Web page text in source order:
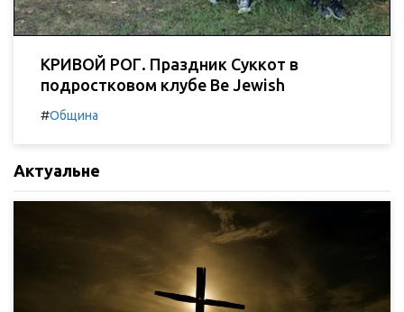
КРИВОЙ РОГ. Праздник Суккот в
подростковом клубе Be Jewish
#Община
Актуальне